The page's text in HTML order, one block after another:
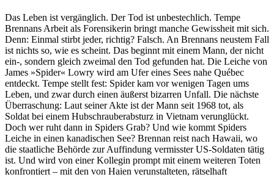
Ich
bin
Profiler
Das Leben ist vergänglich. Der Tod ist unbestechlich. Tempe
Brennans Arbeit als Forensikerin bringt manche Gewissheit mit sich.
Denn: Einmal stirbt jeder, richtig? Falsch. An Brennans neustem Fall
ist nichts so, wie es scheint. Das beginnt mit einem Mann, der nicht
ein-, sondern gleich zweimal den Tod gefunden hat. Die Leiche von
James »Spider« Lowry wird am Ufer eines Sees nahe Québec
entdeckt. Tempe stellt fest: Spider kam vor wenigen Tagen ums
Leben, und zwar durch einen äußerst bizarren Unfall. Die nächste
Überraschung: Laut seiner Akte ist der Mann seit 1968 tot, als
Soldat bei einem Hubschrauberabsturz in Vietnam verunglückt.
Doch wer ruht dann in Spiders Grab? Und wie kommt Spiders
Leiche in einen kanadischen See? Brennan reist nach Hawaii, wo
die staatliche Behörde zur Auffindung vermisster US-Soldaten tätig
ist. Und wird von einer Kollegin prompt mit einem weiteren Toten
konfrontiert – mit den von Haien verunstalteten, rätselhaft